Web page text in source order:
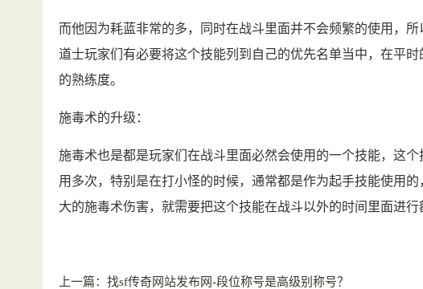
而他因为耗蓝非常的多，同时在战斗里面并不会频繁的使用，
道士玩家们有必要将这个技能列到自己的优先名单当中，在平
的熟练度。
施毒术的升级：
施毒术也是都是玩家们在战斗里面必然会使用的一个技能，这
用多次，特别是在打小怪的时候，通常都是作为起手技能使用
大的施毒术伤害，就需要把这个技能在战斗以外的时间里面进行
上一篇： 找sf传奇网站发布网-段位称号是高级别称号？